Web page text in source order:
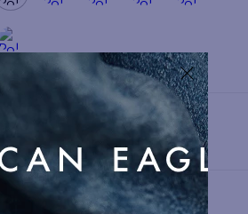
☆ (0 comentarios)